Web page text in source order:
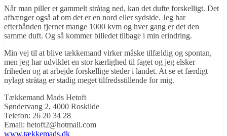
Når man piller et gammelt stråtag ned, kan det dufte forskelligt. Det
afhænger også af om det er en nord eller sydside. Jeg har
efterhånden fjernet mange 1000 kvm og hver gang er det den
samme duft. Og så kommer billedet tilbage i min erindring.
Min vej til at blive tækkemand virker måske tilfældig og spontan,
men jeg har udviklet en stor kærlighed til faget og jeg elsker
friheden og at arbejde forskellige steder i landet. At se et færdigt
nylagt stråtag er stadig meget tilfredsstillende for mig.
Tækkemand Mads Hetoft
Søndervang 2, 4000 Roskilde
Telefon: 26 20 34 28
Email: hetoft2@hotmail.com
www.tækkemads.dk